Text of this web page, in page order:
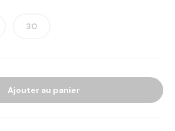
30
Ajouter au panier